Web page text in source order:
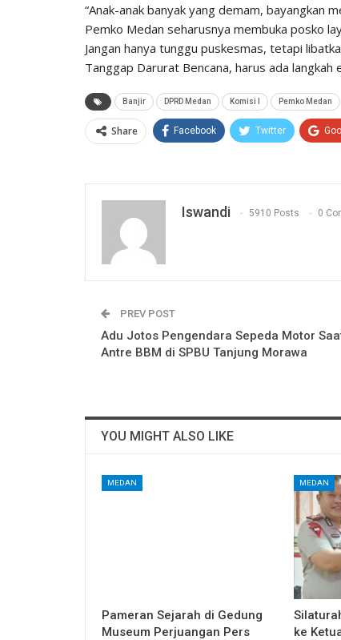
“Anak-anak banyak yang demam, bayangkan
Pemko Medan seharusnya membuka posko
Jangan hanya tunggu puskesmas, tetapi
Tanggap Darurat Bencana, harus ada langkah
Banjir DPRD Medan Komisi I Pemko Medan
Share Facebook Twitter
Iswandi 5910 Posts 0
PREV POST
Adu Jotos Pengendara Sepeda Motor
Antre BBM di SPBU Tanjung Morawa
YOU MIGHT ALSO LIKE
MEDAN
Pameran Sejarah di Gedung
Museum Perjuangan Pers
MEDAN
ke